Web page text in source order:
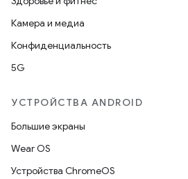
Камера и медиа
Конфиденциальность
5G
УСТРОЙСТВА ANDROID
Большие экраны
Wear OS
Устройства ChromeOS